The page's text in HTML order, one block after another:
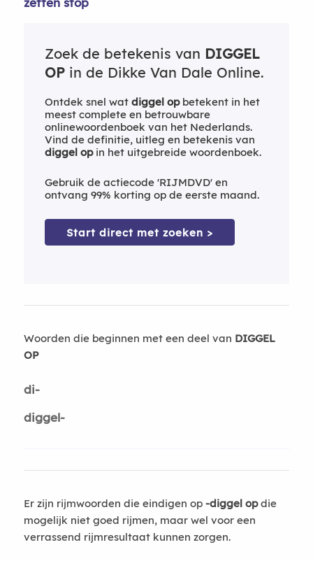
Zoek de betekenis van DIGGEL
OPin de Dikke Van Dale Online.
Ontdek snel wat diggel opbetekent in het
meest complete en betrouwbare
onlinewoordenboek van het Nederlands.
Vind de definitie, uitleg en betekenis van
diggel opin het uitgebreide woordenboek.
Gebruik de actiecode 'RIJMDVD' en
ontvang 99% korting op de eerste maand.
Start direct met zoeken >
Woorden die beginnen met een deel van DIGGEL
OP
di-
diggel-
Er zijn rijmwoorden die eindigen op -diggel opdie
mogelijk niet goed rijmen, maar wel voor een
verrassend rijmresultaat kunnen zorgen.